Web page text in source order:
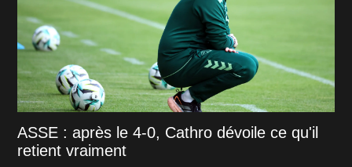
ASSE : après le 4-0, Cathro dévoile ce qu'il
retient vraiment